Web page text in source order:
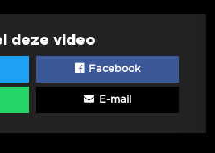
deze video
Facebook
E-mail